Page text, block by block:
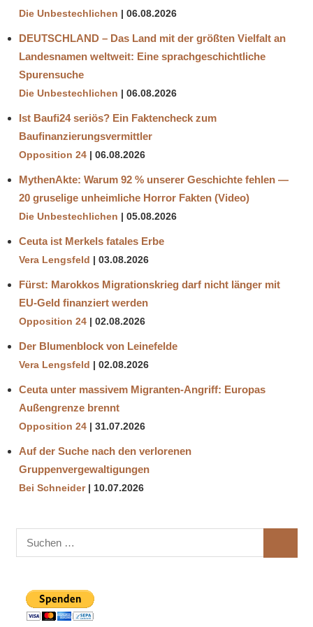
Die Unbestechlichen 06.08.2026
DEUTSCHLAND – Das Land mit der größten Vielfalt an
Landesnamen weltweit: Eine sprachgeschichtliche
Spurensuche
Die Unbestechlichen 06.08.2026
Ist Baufi24 seriös? Ein Faktencheck zum
Baufinanzierungsvermittler
Opposition 24 06.08.2026
MythenAkte: Warum 92 % unserer Geschichte fehlen —
20 gruselige unheimliche Horror Fakten (Video)
Die Unbestechlichen 05.08.2026
Ceuta ist Merkels fatales Erbe
Vera Lengsfeld 03.08.2026
Fürst: Marokkos Migrationskrieg darf nicht länger mit
EU-Geld finanziert werden
Opposition 24 02.08.2026
Der Blumenblock von Leinefelde
Vera Lengsfeld 02.08.2026
Ceuta unter massivem Migranten-Angriff: Europas
Außengrenze brennt
Opposition 24 31.07.2026
Auf der Suche nach den verlorenen
Gruppenvergewaltigungen
Bei Schneider 10.07.2026
Suchen
nach: